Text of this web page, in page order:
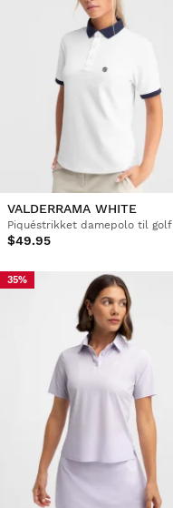
VALDERRAMA WHITE
Piquéstrikket damepolo til golf
$49.95
35%